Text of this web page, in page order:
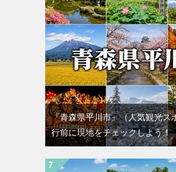
『青森県平川市』（人気観光ス
行前に現地をチェックしよう！